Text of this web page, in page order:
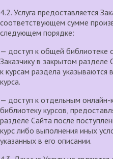
4.2. Услуга предоставляется
соответствующем сумме
следующем порядке:
— доступ к общей библиотеке
Заказчику в закрытом разделе
к курсам раздела указываются
курса.
— доступ к отдельным
библиотеку курсов,
разделе Сайта после
курс либо выполнения иных
указанных в его описании.